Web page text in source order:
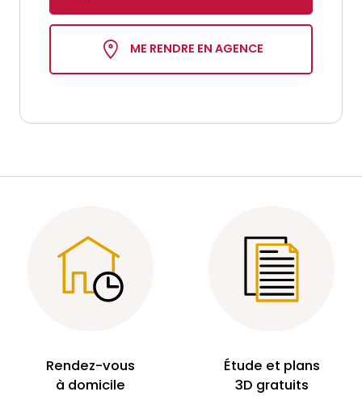
ME RENDRE EN AGENCE
Rendez-vous
à domicile
Étude et plans
3D gratuits